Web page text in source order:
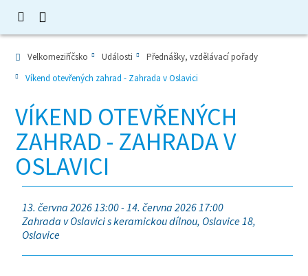
Velkomeziříčsko Události
Přednášky, vzdělávací pořady
Víkend otevřených zahrad - Zahrada v Oslavici
VÍKEND OTEVŘENÝCH
ZAHRAD - ZAHRADA V
OSLAVICI
13. června 2026 13:00 - 14. června 2026 17:00
Zahrada v Oslavici s keramickou dílnou, Oslavice 18,
Oslavice